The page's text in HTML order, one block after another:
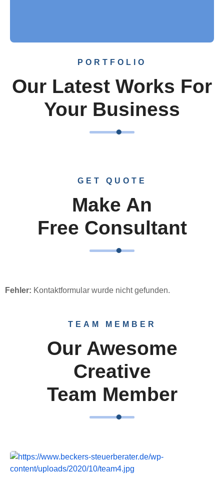
PORTFOLIO
Our Latest Works For
Your Business
GET QUOTE
Make An
Free Consultant
Fehler: Kontaktformular wurde nicht gefunden.
TEAM MEMBER
Our Awesome
Creative
Team Member